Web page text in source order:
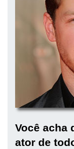
Você acha
ator de